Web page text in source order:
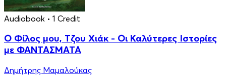
Audiobook • 1 Credit
Ο Φίλος μου, Τζου Χιάκ - Οι Καλύτερες Ιστορίες
με ΦΑΝΤΑΣΜΑΤΑ
Δημήτρης Μαμαλούκας